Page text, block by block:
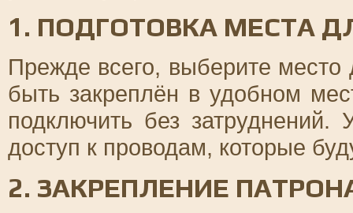
1. ПОДГОТОВКА МЕСТА
Прежде всего, выберите
быть закреплён в удобном
подключить без
доступ к проводам, которые
2. ЗАКРЕПЛЕНИЕ